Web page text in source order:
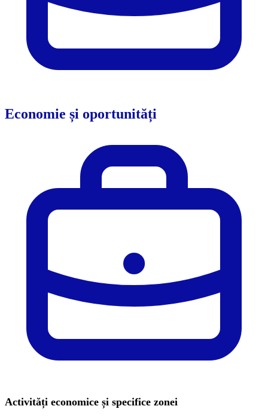
Economie și oportunități
Activități economice și specifice zonei